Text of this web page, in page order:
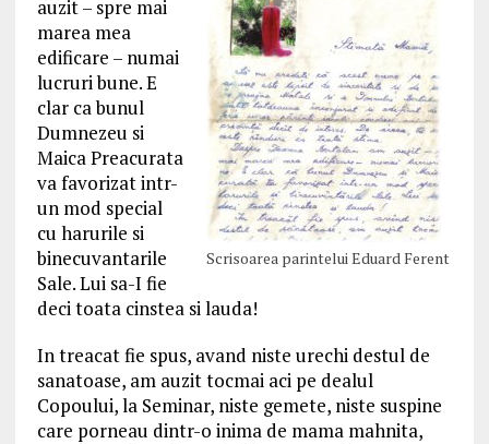
Scrisoarea parintelui Eduard Ferent
auzit – spre mai
marea mea
edificare – numai
lucruri bune. E
clar ca bunul
Dumnezeu si
Maica Preacurata
va favorizat intr-
un mod special
cu harurile si
binecuvantarile
Sale. Lui sa-I fie
deci toata cinstea si lauda!
In treacat fie spus, avand niste urechi destul de
sanatoase, am auzit tocmai aci pe dealul
Copoului, la Seminar, niste gemete, niste suspine
care porneau dintr-o inima de mama mahnita,